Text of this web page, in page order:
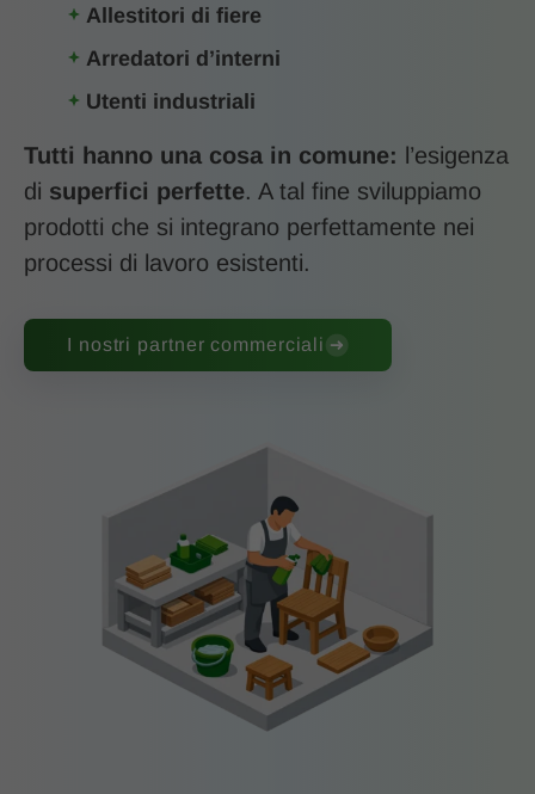
Allestitori di fiere
Arredatori d’interni
Utenti industriali
Tutti hanno una cosa in comune: l’esigenza
di superfici perfette. A tal fine sviluppiamo
prodotti che si integrano perfettamente nei
processi di lavoro esistenti.
I nostri partner commerciali